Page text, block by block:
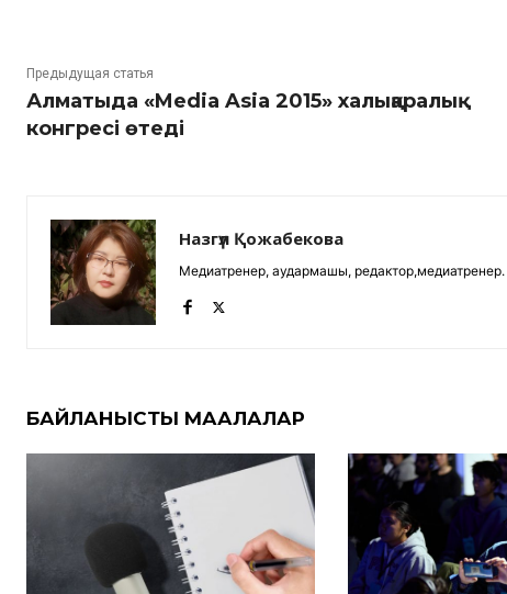
Предыдущая статья
Алматыда «Media Asia 2015» халықаралық
конгресі өтеді
Назгүл Қожабекова
Медиатренер, аудармашы,
БАЙЛАНЫСТЫ МАҚАЛАЛАР